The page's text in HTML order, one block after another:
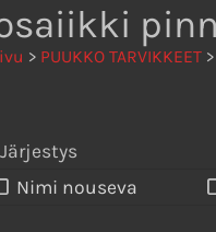
> PUUKKO TARVIKKEET >
Järjestys
Nimi nouseva